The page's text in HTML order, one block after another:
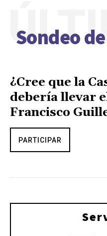
Sondeo
¿Cree que la
debería llevar
Francisco
PARTICIPAR